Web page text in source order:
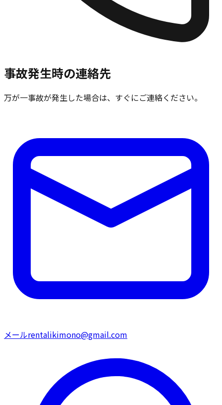
事故発生時の連絡先
万が一事故が発生した場合は、すぐにご連絡ください。
メールrentalikimono@gmail.com